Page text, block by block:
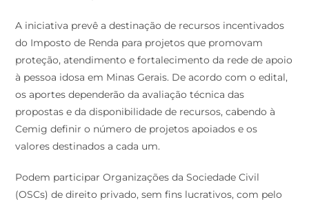
A iniciativa prevê a destinação de recursos incentivados
do Imposto de Renda para projetos que promovam
proteção, atendimento e fortalecimento da rede de apoio
à pessoa idosa em Minas Gerais. De acordo com o edital,
os aportes dependerão da avaliação técnica das
propostas e da disponibilidade de recursos, cabendo à
Cemig definir o número de projetos apoiados e os
valores destinados a cada um.
Podem participar Organizações da Sociedade Civil
(OSCs) de direito privado, sem fins lucrativos, com pelo